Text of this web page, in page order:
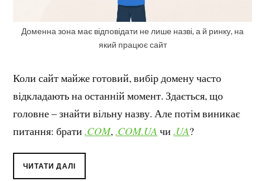
Доменна зона має відповідати не лише назві, а й ринку, на
який працює сайт
Коли сайт майже готовий, вибір домену часто
відкладають на останній момент. Здається, що
головне – знайти вільну назву. Але потім виникає
питання: брати.COM,.COM.UA чи.UA?
ЧИТАТИ ДАЛІ